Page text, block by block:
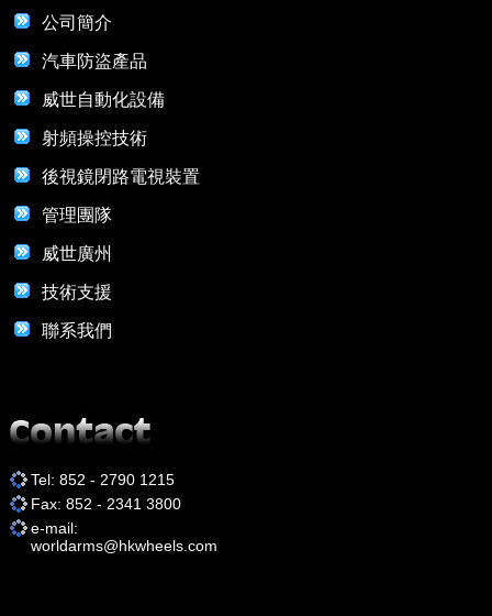
公司簡介
汽車防盜產品
威世自動化設備
射頻操控技術
後視鏡閉路電視裝置
管理團隊
威世廣州
技術支援
聯系我們
Tel: 852 - 2790 1215
Fax: 852 - 2341 3800
e-mail:
worldarms@hkwheels.com